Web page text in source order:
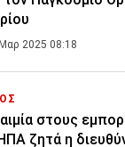
2025 08:18
στους
ζητά η